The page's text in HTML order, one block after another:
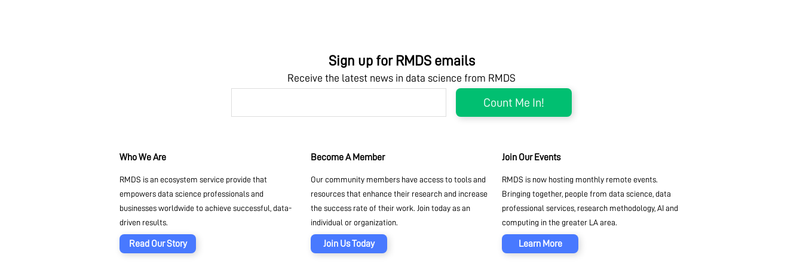
Sign up for RMDS emails
Receive the latest news in data science from RMDS
Who We Are
RMDS is an ecosystem service provide that
empowers data science professionals and
businesses worldwide to achieve successful, data-
driven results.
Read Our Story
Become A Member
Our community members have access to tools and
resources that enhance their research and increase
the success rate of their work. Join today as an
individual or organization.
Join Us Today
Join Our Events
RMDS is now hosting monthly remote events.
Bringing together, people from data science, data
professional services, research methodology, AI and
computing in the greater LA area.
Learn More